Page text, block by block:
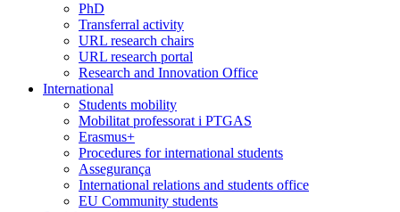
PhD
Transferral activity
URL research chairs
URL research portal
Research and Innovation Office
International
Students mobility
Mobilitat professorat i PTGAS
Erasmus+
Procedures for international students
Assegurança
International relations and students office
EU Community students